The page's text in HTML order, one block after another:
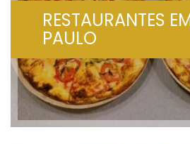
RESTAURANTES
PAULO